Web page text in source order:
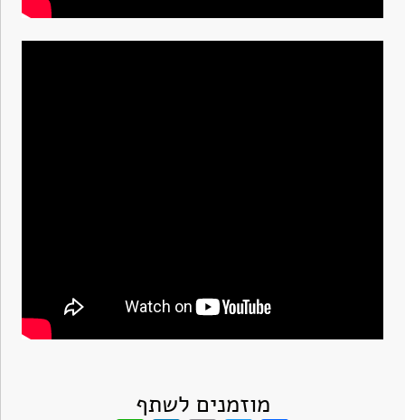
מוזמנים לשתף